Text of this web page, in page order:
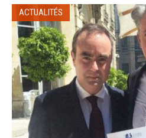
ACTUALITÉS